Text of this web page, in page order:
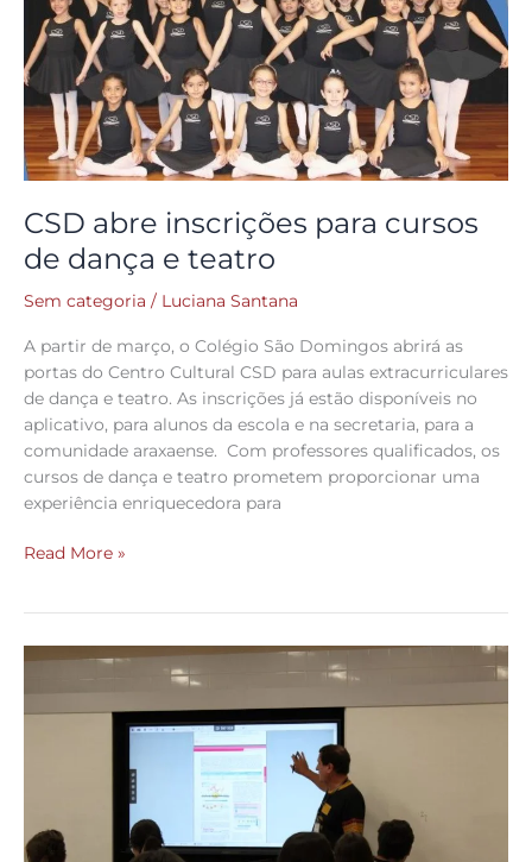
CSD abre inscrições para cursos
de dança e teatro
Sem categoria / Luciana Santana
A partir de março, o Colégio São Domingos abrirá as
portas do Centro Cultural CSD para aulas extracurriculares
de dança e teatro. As inscrições já estão disponíveis no
aplicativo, para alunos da escola e na secretaria, para a
comunidade araxaense. Com professores qualificados, os
cursos de dança e teatro prometem proporcionar uma
experiência enriquecedora para
teatro
Read More »
Colégio
Domingos
aprovações